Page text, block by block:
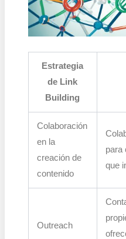
Estrategia
de Link
Building
Colaboración
en la
creación de
contenido
para
que
Outreach